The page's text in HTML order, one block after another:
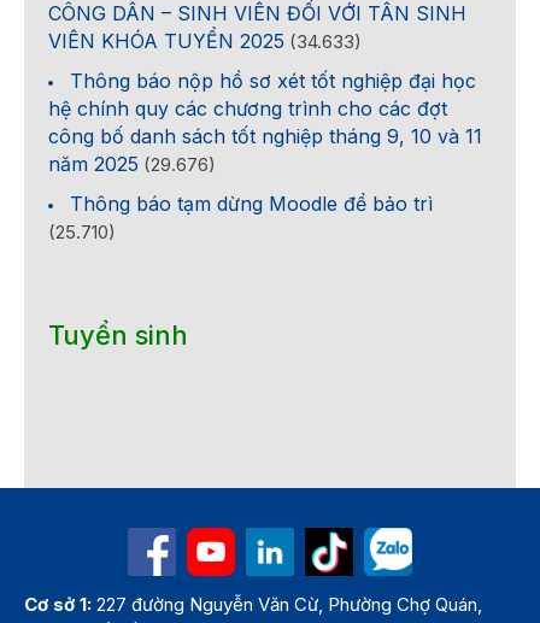
CÔNG DÂN – SINH VIÊN ĐỐI VỚI TÂN SINH
VIÊN KHÓA TUYỂN 2025 (34.633)
Thông báo nộp hồ sơ xét tốt nghiệp đại học
hệ chính quy các chương trình cho các đợt
công bố danh sách tốt nghiệp tháng 9, 10 và 11
năm 2025 (29.676)
Thông báo tạm dừng Moodle để bảo trì
(25.710)
Tuyển sinh
Cơ sở 1: 227 đường Nguyễn Văn Cừ, Phường Chợ Quán,